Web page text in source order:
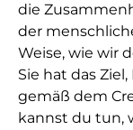
die
der
Weise, wie wir
Sie hat das
gemäß dem
kannst du tun,